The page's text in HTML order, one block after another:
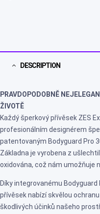
DESCRIPTION
PRAVDOPODOBNĚ
ŽIVOTĚ
Každý šperkový přívěsek ZES
profesionálním designérem
patentovaným Bodyguard Pro
Základna je vyrobena z
oxidována, což nám umožňuje
Díky integrovanému
přívěsek nabízí skvělou
škodlivých účinků našeho